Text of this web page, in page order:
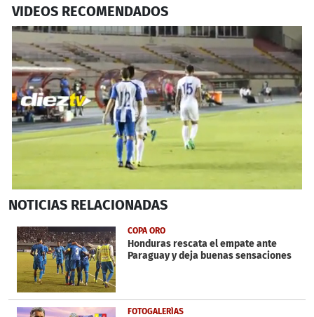
VIDEOS RECOMENDADOS
seconds
1
minute,
1
second
NOTICIAS RELACIONADAS
COPA ORO
Honduras rescata el empate ante
Paraguay y deja buenas sensaciones
FOTOGALERÍAS